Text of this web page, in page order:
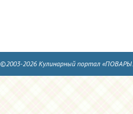
©2003-2026 Кулинарный портал